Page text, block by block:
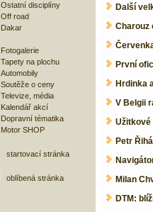
Ostatní disciplíny
Off road
Dakar
Fotogalerie
Tapety na plochu
Automobily
Soutěže o ceny
Televize, média
Kalendář akcí
Dopravní tématika
Motor SHOP
startovací stránka
oblíbená stránka
Další
Charouz
První
Hrdinka
V Belgii
Užitkové
Petr
Milan
DTM: